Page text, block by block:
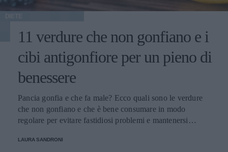
11 verdure che non gonfiano e i
cibi antigonfiore per un pieno di
benessere
Pancia gonfia e che fa male? Ecco quali sono le verdure
che non gonfiano e che è bene consumare in modo
regolare per evitare fastidiosi problemi e mantenersi
LAURA SANDRONI